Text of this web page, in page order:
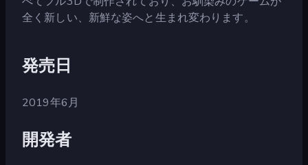
全く新しい、新鮮な姿へと生まれ変わります。
発売日
2019年6月
開発者